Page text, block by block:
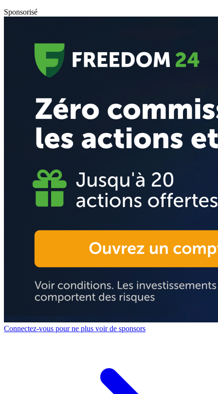
Sponsorisé
Connectez-vous pour ne plus voir de sponsors